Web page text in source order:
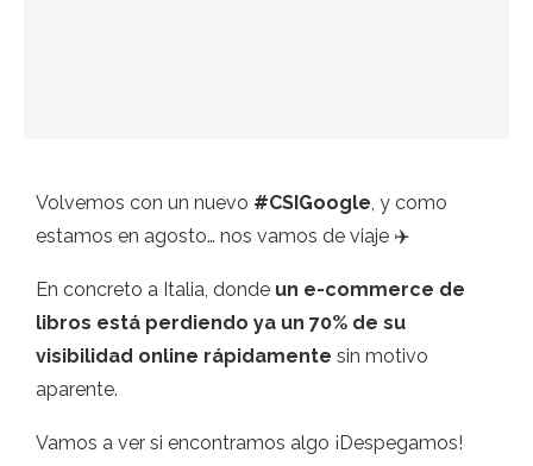
Volvemos con un nuevo #CSIGoogle, y como
estamos en agosto… nos vamos de viaje ✈️
En concreto a Italia, donde un e-commerce de
libros está perdiendo ya un 70% de su
visibilidad online rápidamente sin motivo
aparente.
Vamos a ver si encontramos algo ¡Despegamos!